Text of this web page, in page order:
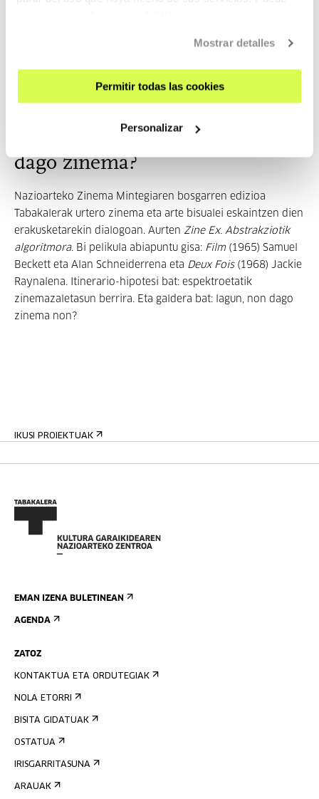
Mostrar detalles
Permitir todas las cookies
Personalizar
INFORMAZIO GEHIAGO
dago zinema?
Nazioarteko Zinema Mintegiaren bosgarren edizioa
Tabakalerak urtero zinema eta arte bisualei eskaintzen dien
erakusketarekin dialogoan. Aurten Zine Ex. Abstrakziotik
algoritmora. Bi pelikula abiapuntu gisa: Film (1965) Samuel
Beckett eta Alan Schneiderrena eta Deux Fois (1968) Jackie
Raynalena. Itinerario-hipotesi bat: espektroetatik
zinemazaletasun berrira. Eta galdera bat: lagun, non dago
zinema non?
IKUSI PROIEKTUAK
EMAN IZENA BULETINEAN
AGENDA
ZATOZ
KONTAKTUA ETA ORDUTEGIAK
NOLA ETORRI
BISITA GIDATUAK
OSTATUA
IRISGARRITASUNA
ARAUAK